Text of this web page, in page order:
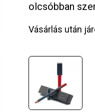
olcsóbban
Vásárlás után